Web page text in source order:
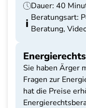
Dauer: 40
Beratungsart:
Beratung,
Sie haben Ärger
Fragen zur
hat die Preise